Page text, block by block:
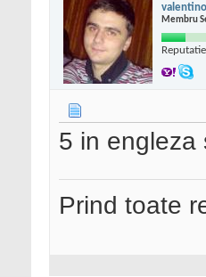
valentino
Membru
5 in
Prind toate